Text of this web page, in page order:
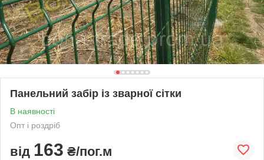
Панельний забір із зварної сітки
В наявності
Опт і роздріб
від 163 ₴/пог.м